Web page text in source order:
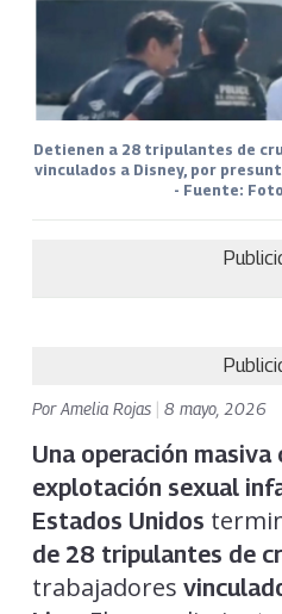
Detienen a 28 tripulantes de
vinculados a Disney, por
- Fuente:
PorAmelia Rojas 8 mayo, 2026
Una operación masiva
explotación sexual
Estados Unidos
de 28 tripulantes de
trabajadores